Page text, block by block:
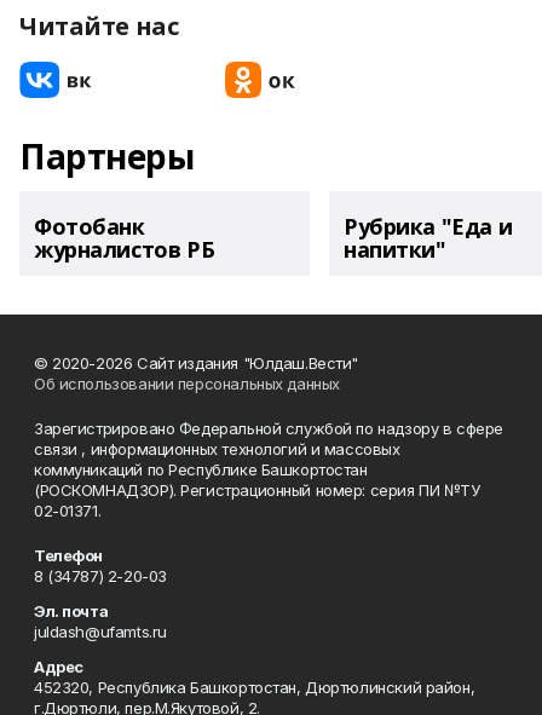
Читайте нас
Партнеры
Фотобанк
журналистов РБ
Рубрика "Еда и
напитки"
© 2020-2026 Сайт издания "Юлдаш.Вести"
Об использовании персональных данных
Зарегистрировано Федеральной службой по надзору в сфере
связи , информационных технологий и массовых
коммуникаций по Республике Башкортостан
(РОСКОМНАДЗОР). Регистрационный номер: серия ПИ №ТУ
02-01371.
Телефон
8 (34787) 2-20-03
Эл. почта
juldash@ufamts.ru
Адрес
452320, Республика Башкортостан, Дюртюлинский район,
г.Дюртюли, пер.М.Якутовой, 2.